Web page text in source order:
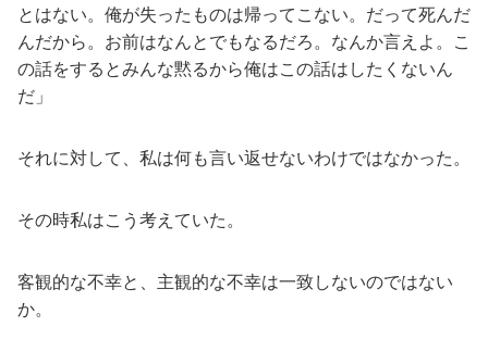
とはない。俺が失ったものは帰ってこない。だって死んだ
んだから。お前はなんとでもなるだろ。なんか言えよ。こ
の話をするとみんな黙るから俺はこの話はしたくないん
だ」
それに対して、私は何も言い返せないわけではなかった。
その時私はこう考えていた。
客観的な不幸と、主観的な不幸は一致しないのではない
か。